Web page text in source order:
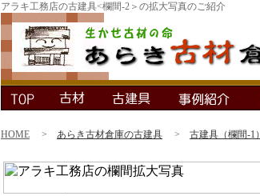
アラキ工務店の古建具<欄間-2＞の拡大写真のご紹介
HOME > あらき古材倉庫の古建具 > 古建具（欄間-1）